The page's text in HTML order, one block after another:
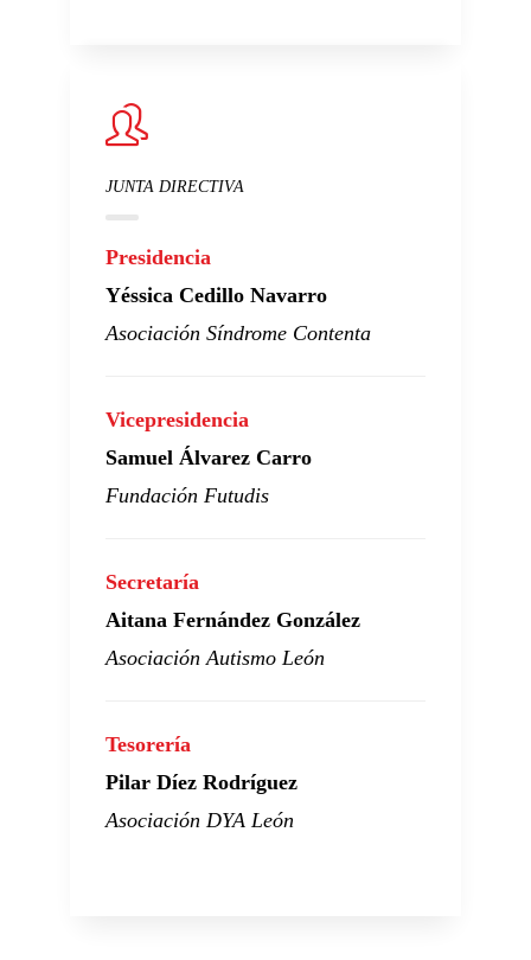
JUNTA DIRECTIVA
Presidencia
Yéssica Cedillo Navarro
Asociación Síndrome Contenta
Vicepresidencia
Samuel Álvarez Carro
Fundación Futudis
Secretaría
Aitana Fernández González
Asociación Autismo León
Tesorería
Pilar Díez Rodríguez
Asociación DYA León